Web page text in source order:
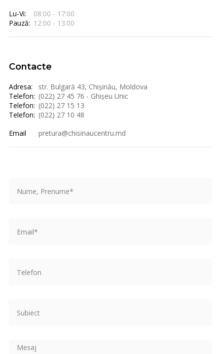
Lu-Vi:
08:00 - 17:00
Pauză: 12:00 - 13:00
Contacte
Adresa:
str. Bulgară 43, Chișinău, Moldova
Telefon: (022) 27 45 76 - Ghișeu Unic
Telefon: (022) 27 15 13
Telefon: (022) 27 10 48
Email
pretura@chisinaucentru.md